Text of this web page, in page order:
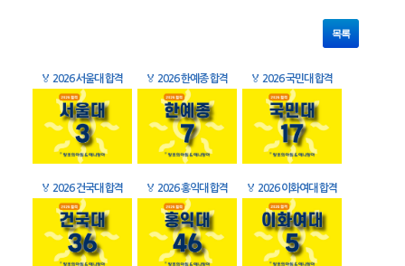
목록
🏅 2026 서울대 합격 🏅 2026 한예종 합격 🏅 2026 국민대 합격
🏅 2026 건국대 합격 🏅 2026 홍익대 합격 🏅 2026 이화여대 합격